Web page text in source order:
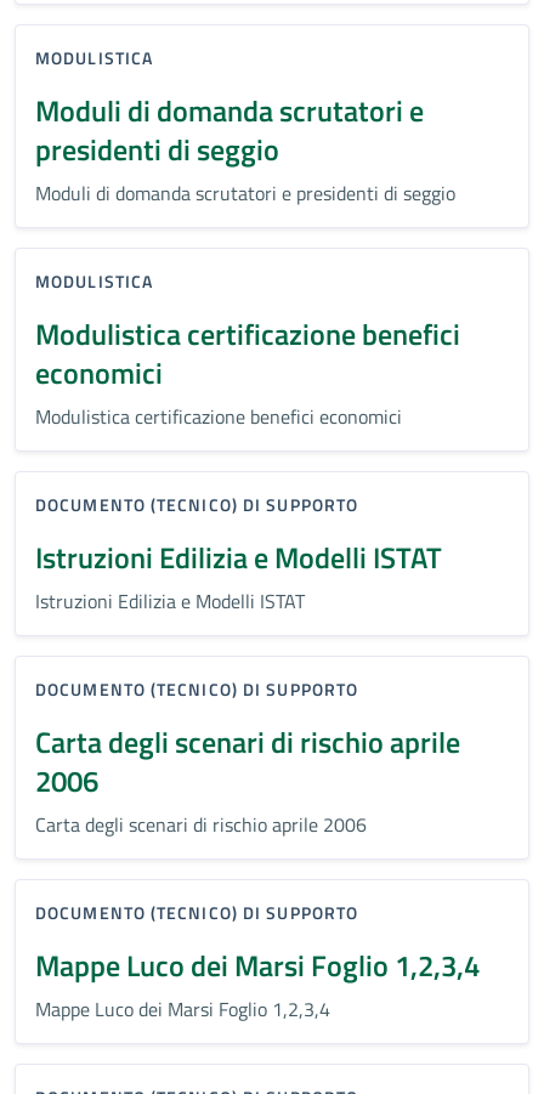
MODULISTICA
Moduli di domanda scrutatori e
presidenti di seggio
Moduli di domanda scrutatori e presidenti di seggio
MODULISTICA
Modulistica certificazione benefici
economici
Modulistica certificazione benefici economici
DOCUMENTO (TECNICO) DI SUPPORTO
Istruzioni Edilizia e Modelli ISTAT
Istruzioni Edilizia e Modelli ISTAT
DOCUMENTO (TECNICO) DI SUPPORTO
Carta degli scenari di rischio aprile
2006
Carta degli scenari di rischio aprile 2006
DOCUMENTO (TECNICO) DI SUPPORTO
Mappe Luco dei Marsi Foglio 1,2,3,4
Mappe Luco dei Marsi Foglio 1,2,3,4